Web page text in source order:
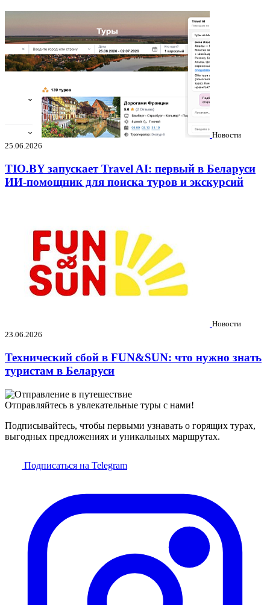
Новости
25.06.2026
TIO.BY запускает Travel AI: первый в Беларуси
ИИ-помощник для поиска туров и экскурсий
Новости
23.06.2026
Технический сбой в FUN&SUN: что нужно знать
туристам в Беларуси
Отправляйтесь в увлекательные туры с нами!
Подписывайтесь, чтобы первыми узнавать о горящих турах,
выгодных предложениях и уникальных маршрутах.
Подписаться на Telegram